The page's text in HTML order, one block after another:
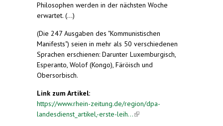
Philosophen werden in der nächsten Woche
erwartet. (...)
(Die 247 Ausgaben des "Kommunistischen
Manifests") seien in mehr als 50 verschiedenen
Sprachen erschienen: Darunter Luxemburgisch,
Esperanto, Wolof (Kongo), Färöisch und
Obersorbisch.
Link zum Artikel:
https://www.rhein-zeitung.de/region/dpa-
landesdienst_artikel,-erste-leih...(link is external)